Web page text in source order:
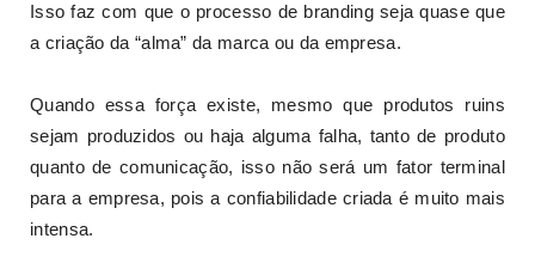
Isso faz com que o processo de branding seja quase que
a criação da “alma” da marca ou da empresa.
Quando essa força existe, mesmo que produtos ruins
sejam produzidos ou haja alguma falha, tanto de produto
quanto de comunicação, isso não será um fator terminal
para a empresa, pois a confiabilidade criada é muito mais
intensa.